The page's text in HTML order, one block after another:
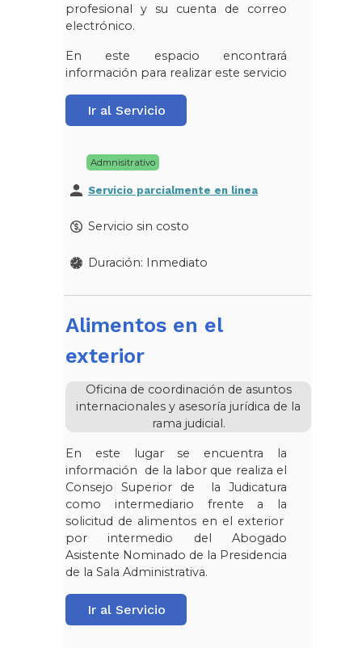
profesional y su cuenta de correo
electrónico.
En este espacio encontrará
información para realizar este servicio
Ir al Servicio
Admnisitrativo
Servicio parcialmente en linea
Servicio sin costo
Duración: Inmediato
Alimentos en el
exterior
Oficina de coordinación de asuntos
internacionales y asesoría jurídica de la
rama judicial.
En este lugar se encuentra la
información de la labor que realiza el
Consejo Superior de la Judicatura
como intermediario frente a la
solicitud de alimentos en el exterior
por intermedio del Abogado
Asistente Nominado de la Presidencia
de la Sala Administrativa.
Ir al Servicio